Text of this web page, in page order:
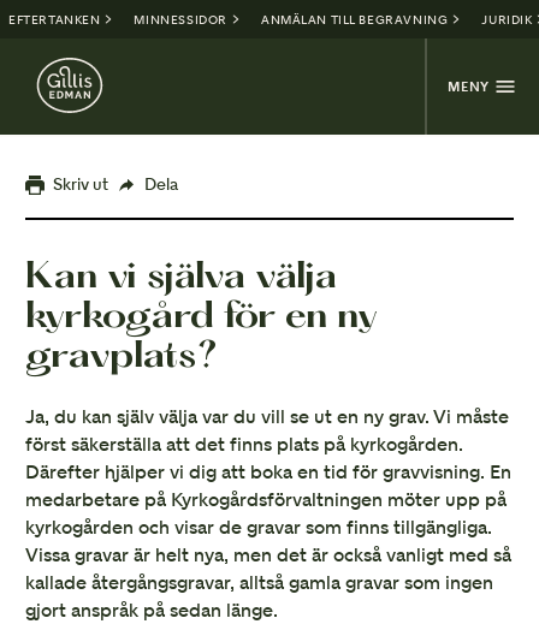
EFTERTANKEN MINNESSIDOR ANMÄLAN TILL BEGRAVNING JURIDIK
MENY
Skriv ut Dela
Kan vi själva välja
kyrkogård för en ny
gravplats?
Ja, du kan själv välja var du vill se ut en ny grav. Vi måste
först säkerställa att det finns plats på kyrkogården.
Därefter hjälper vi dig att boka en tid för gravvisning. En
medarbetare på Kyrkogårdsförvaltningen möter upp på
kyrkogården och visar de gravar som finns tillgängliga.
Vissa gravar är helt nya, men det är också vanligt med så
kallade återgångsgravar, alltså gamla gravar som ingen
gjort anspråk på sedan länge.